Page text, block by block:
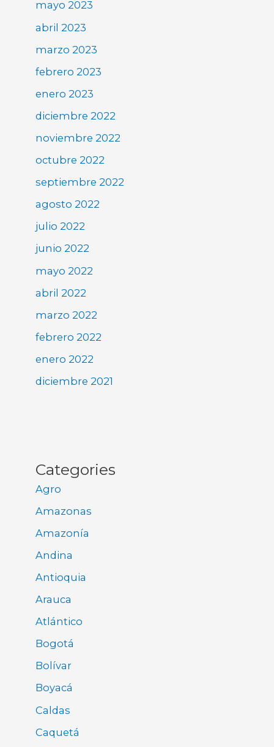
mayo 2023
abril 2023
marzo 2023
febrero 2023
enero 2023
diciembre 2022
noviembre 2022
octubre 2022
septiembre 2022
agosto 2022
julio 2022
junio 2022
mayo 2022
abril 2022
marzo 2022
febrero 2022
enero 2022
diciembre 2021
Categories
Agro
Amazonas
Amazonía
Andina
Antioquia
Arauca
Atlántico
Bogotá
Bolívar
Boyacá
Caldas
Caquetá